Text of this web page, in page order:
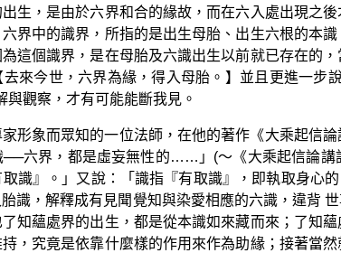
生，是由於六界和合的緣故，而在六入處出現之
界中的識界，所指的是出生母胎、出生六根的本
這個識界，是在母胎及六識出生以前就已存在的
來今世，六界為緣，得入母胎。】並且更進一
觀察，才有可能能斷我見。
形象而眾知的一位法師，在他的著作《大乘起
──六界，都是虛妄無性的……」(～《大乘起信論
識』。」又說：「識指『有取識』，即執取身心
識，解釋成有見聞覺知與染愛相應的六識，違背
知蘊處界的出生，都是從本識如來藏而來；了知
，究竟是依靠什麼樣的作用來作為助緣；接著當